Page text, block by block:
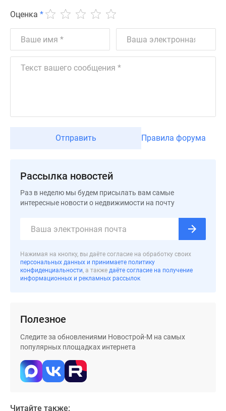
Апартаменты
#траншевая
ипотека
#рассрочка
ИТ-
ипотека
Субсидированная
застройщиком
Rutube
Программа
реновации
премиум-
класса
Новостройки
бизнес-
класса
Рассрочка
ипотека
Оценка *
Отправить Правила форума
Рассылка новостей
Раз в неделю мы будем присылать вам самые
интересные новости о недвижимости на почту
Нажимая на кнопку, вы даёте согласие на обработку своих
персональных данных и принимаете политику
конфиденциальности, а также даёте согласие на получение
информационных и рекламных рассылок
Полезное
Следите за обновлениями Новострой-М на самых
популярных площадках интернета
Читайте также: